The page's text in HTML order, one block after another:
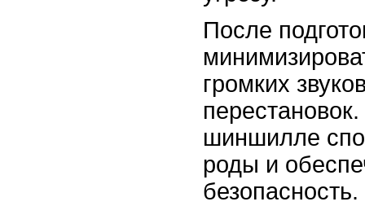
После
громких
шиншилле
роды и
безопасность.